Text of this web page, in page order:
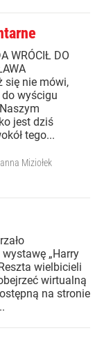
WRÓCIŁ DO
się nie mówi,
wyścigu
jest dziś
tego...
Miziołek
„Harry
wielbicieli
wirtualną
na stronie